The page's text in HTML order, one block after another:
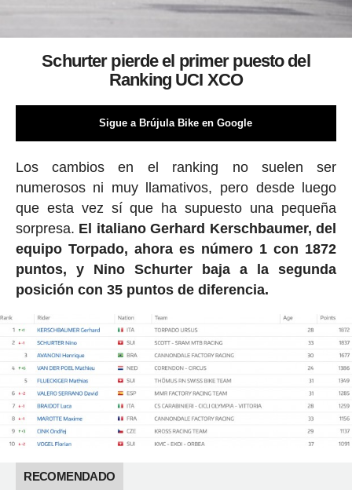
Schurter pierde el primer puesto del
Ranking UCI XCO
Sigue a Brújula Bike en Google
Los cambios en el ranking no suelen ser
numerosos ni muy llamativos, pero desde luego
que esta vez sí que ha supuesto una pequeña
sorpresa. El italiano Gerhard Kerschbaumer, del
equipo Torpado, ahora es número 1 con 1872
puntos, y Nino Schurter baja a la segunda
posición con 35 puntos de diferencia.
RECOMENDADO